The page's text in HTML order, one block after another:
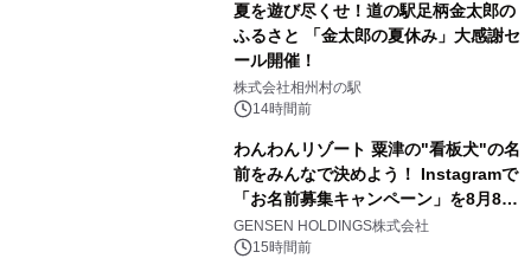
夏を遊び尽くせ！道の駅足柄金太郎の
ふるさと 「金太郎の夏休み」大感謝セ
ール開催！
株式会社相州村の駅
14時間前
わんわんリゾート 粟津の"看板犬"の名
前をみんなで決めよう！ Instagramで
「お名前募集キャンペーン」を8月8日
(土)より開催
GENSEN HOLDINGS株式会社
15時間前